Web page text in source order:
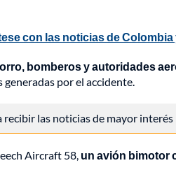
con las noticias de Colombia
bomberos y autoridades
por el accidente.
recibir las noticias de mayor interés
Aircraft 58, un avión bimotor